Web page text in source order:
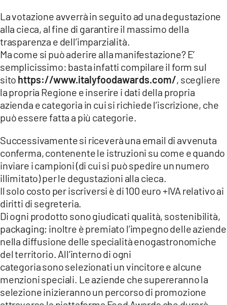
ANDROID
APPLE
La votazione avverrà in seguito ad una degustazione
alla cieca, al fine di garantire il massimo della
trasparenza e dell’imparzialità.
Ma come si può aderire alla manifestazione? E’
semplicissimo: basta infatti compilare il form sul
sito https://www.italyfoodawards.com/, scegliere
la propria Regione e inserire i dati della propria
azienda e categoria in cui si richiede l’iscrizione, che
può essere fatta a più categorie.
Successivamente si riceverà una email di avvenuta
conferma, contenente le istruzioni su come e quando
inviare i campioni (di cui si può spedire un numero
illimitato) per le degustazioni alla cieca.
Il solo costo per iscriversi è di 100 euro +IVA relativo ai
diritti di segreteria.
Di ogni prodotto sono giudicati qualità, sostenibilità,
packaging; inoltre è premiato l’impegno delle aziende
nella diffusione delle specialità enogastronomiche
del territorio. All’interno di ogni
categoria sono selezionati un vincitore e alcune
menzioni speciali. Le aziende che supereranno la
selezione inizieranno un percorso di promozione